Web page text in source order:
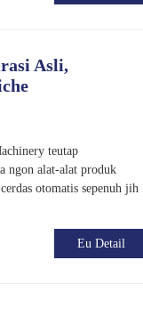
Asli,
teutap
ngon alat-alat produk
otomatis sepenuh jih
Eu Detail